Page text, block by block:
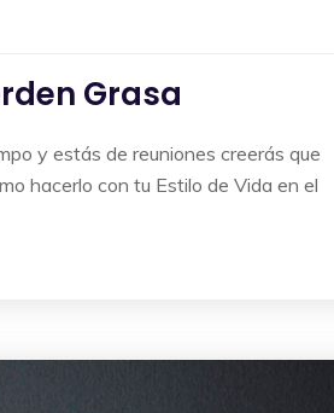
Grasa
y estás de reuniones creerás que
hacerlo con tu Estilo de Vida en el